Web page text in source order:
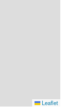
Leaflet